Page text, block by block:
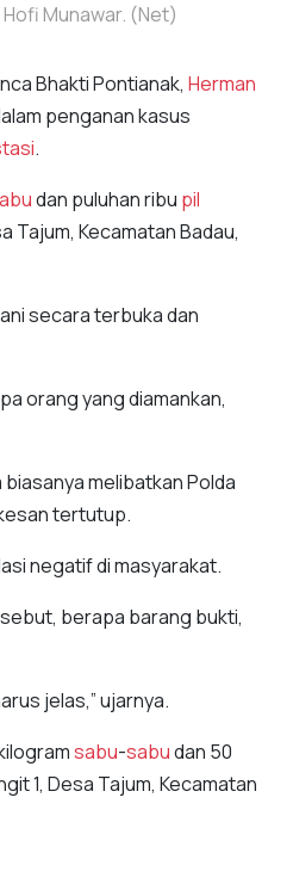
Munawar. (Net)
Bhakti Pontianak, Herman
penganan kasus
.
dan puluhan ribu pil
Tajum, Kecamatan Badau,
secara terbuka dan
orang yang diamankan,
melibatkan Polda
tertutup.
negatif di masyarakat.
berapa barang bukti,
jelas,” ujarnya.
sabu-sabudan 50
1, Desa Tajum, Kecamatan